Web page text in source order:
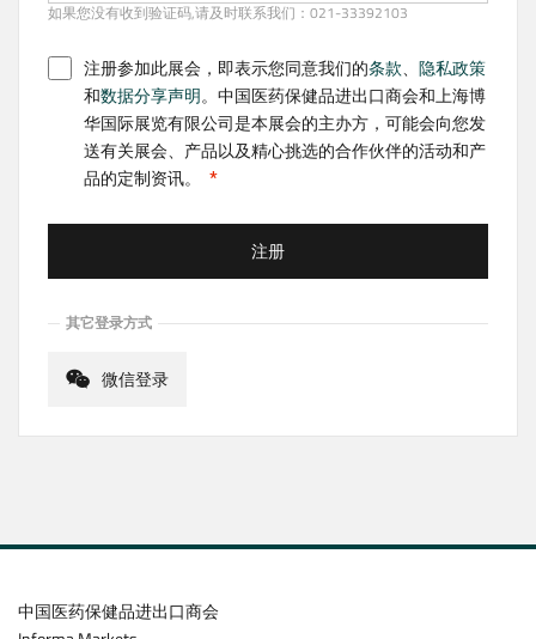
如果您没有收到验证码,请及时联系我们：021-33392103
注册参加此展会，即表示您同意我们的条款、 隐私政策
和数据分享声明。中国医药保健品进出口商会和上海博
华国际展览有限公司是本展会的主办方，可能会向您发
送有关展会、产品以及精心挑选的合作伙伴的活动和产
品的定制资讯。
注册
其它登录方式
微信登录
中国医药保健品进出口商会